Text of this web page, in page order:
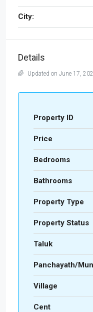
City:
Details
Updated on June 17,
Property ID
Price
Bedrooms
Bathrooms
Property Type
Property Status
Taluk
Panchayath/
Village
Cent